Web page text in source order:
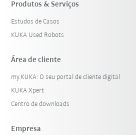
Resetar filtro
Produtos & Serviços
Estudos de Casos
KUKA Used Robots
Área de cliente
my.KUKA: O seu portal de cliente digital
KUKA Xpert
Centro de downloads
Empresa